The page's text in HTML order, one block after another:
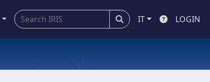
IT LOGIN